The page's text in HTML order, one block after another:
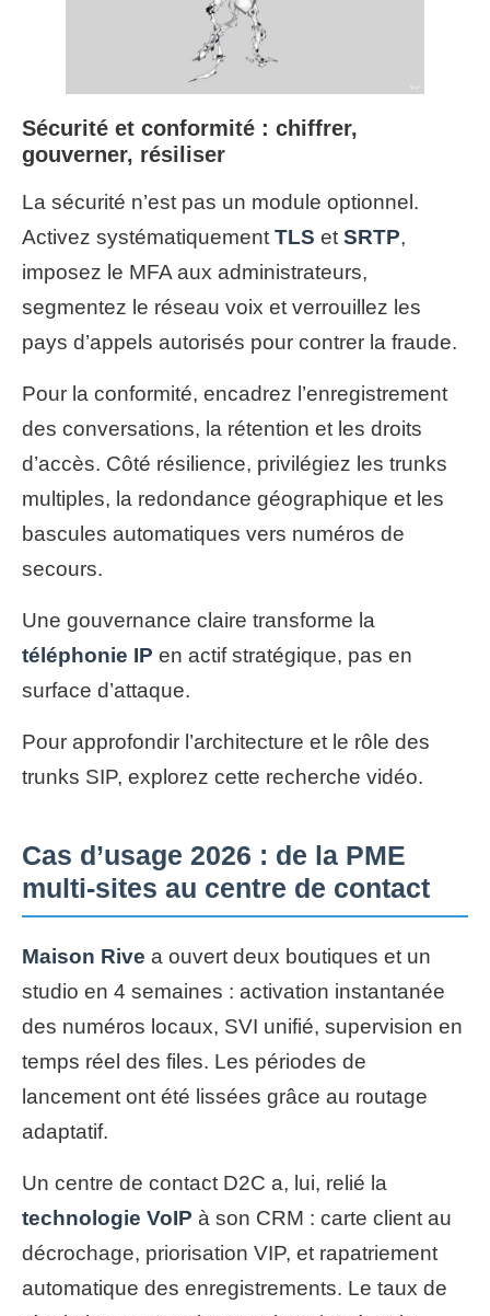
Sécurité et conformité : chiffrer,
gouverner, résiliser
La sécurité n’est pas un module optionnel.
Activez systématiquement TLS et SRTP,
imposez le MFA aux administrateurs,
segmentez le réseau voix et verrouillez les
pays d’appels autorisés pour contrer la fraude.
Pour la conformité, encadrez l’enregistrement
des conversations, la rétention et les droits
d’accès. Côté résilience, privilégiez les trunks
multiples, la redondance géographique et les
bascules automatiques vers numéros de
secours.
Une gouvernance claire transforme la
téléphonie IP en actif stratégique, pas en
surface d’attaque.
Pour approfondir l’architecture et le rôle des
trunks SIP, explorez cette recherche vidéo.
Cas d’usage 2026 : de la PME
multi-sites au centre de contact
Maison Rive a ouvert deux boutiques et un
studio en 4 semaines : activation instantanée
des numéros locaux, SVI unifié, supervision en
temps réel des files. Les périodes de
lancement ont été lissées grâce au routage
adaptatif.
Un centre de contact D2C a, lui, relié la
technologie VoIP à son CRM : carte client au
décrochage, priorisation VIP, et rapatriement
automatique des enregistrements. Le taux de